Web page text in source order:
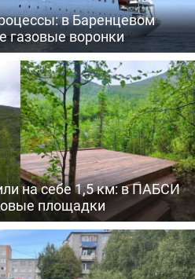
в Баренцевом
газовые воронки
на себе 1,5 км: в ПАБСИ
площадки